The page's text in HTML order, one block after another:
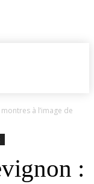
à l’image de
: